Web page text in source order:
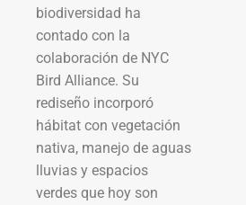
biodiversidad ha
contado con la
colaboración de NYC
Bird Alliance. Su
rediseño incorporó
hábitat con vegetación
nativa, manejo de aguas
lluvias y espacios
verdes que hoy son